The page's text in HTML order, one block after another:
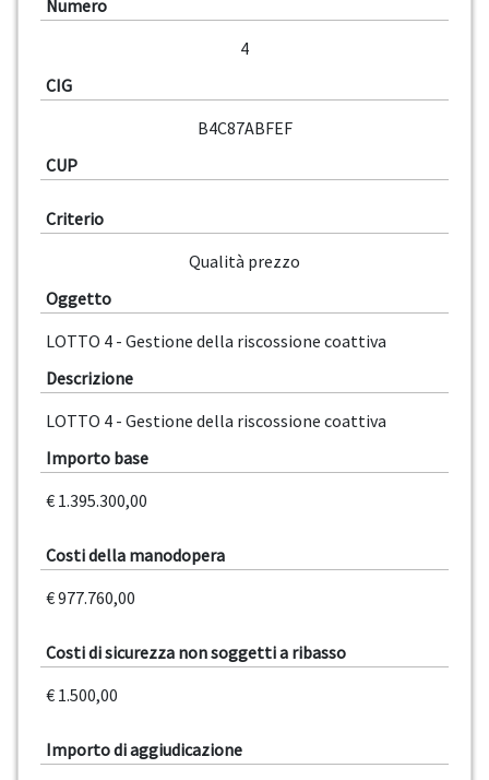
Numero
4
CIG
B4C87ABFEF
CUP
Criterio
Qualità prezzo
Oggetto
LOTTO 4 - Gestione della riscossione coattiva
Descrizione
LOTTO 4 - Gestione della riscossione coattiva
Importo base
€ 1.395.300,00
Costi della manodopera
€ 977.760,00
Costi di sicurezza non soggetti a ribasso
€ 1.500,00
Importo di aggiudicazione